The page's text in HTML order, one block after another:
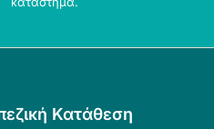
Κατάθεση